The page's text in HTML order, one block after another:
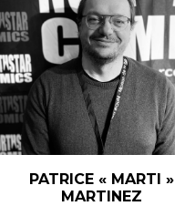
PATRICE « MARTI »
MARTINEZ